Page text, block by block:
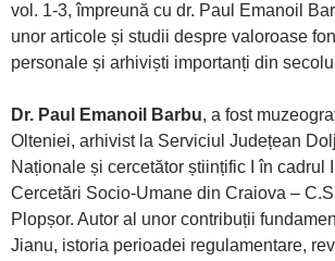
vol. 1-3, împreună cu dr. Paul Emanoil
unor articole și studii despre valoroase
personale și arhiviști importanți din
Dr. Paul Emanoil Barbu, a fost
Olteniei, arhivist la Serviciul Județean
Naționale și cercetător științific I în cadrul
Cercetări Socio-Umane din Craiova –
Plopșor. Autor al unor contribuții
Jianu, istoria perioadei regulamentare,